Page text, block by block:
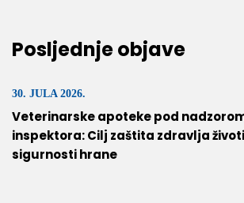
Posljednje objave
30. JULA 2026.
Veterinarske apoteke pod
inspektora: Cilj zaštita zdravlja
sigurnosti hrane